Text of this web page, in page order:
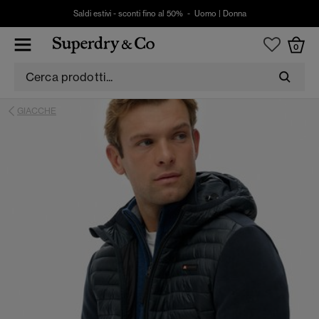
Saldi estivi - sconti fino al 50% - Uomo Donna
0
GIACCHE